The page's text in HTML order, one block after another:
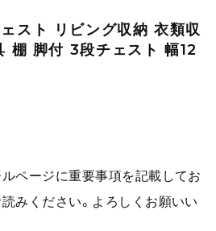
スト リビング収納 衣類収
棚 脚付 3段チェスト 幅12
ページに重要事項を記載してお
みください。よろしくお願いい